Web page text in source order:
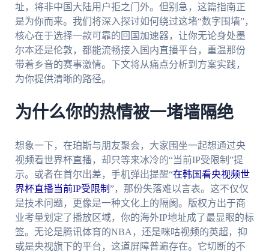
址，将非中国大陆用户拒之门外。但别急，这篇指南正
是为你而来。我们将深入探讨如何绕过这堵“数字围墙”，
核心在于选择一款可靠的回国加速器，让你无论身处墨
尔本还是伦敦，都能流畅接入国内直播平台，重温那份
带着乡音的赛事激情。下文将从痛点分析到方案实践，
为你提供清晰的路径。
为什么你的热情被一堵墙隔绝
想象一下，在珀斯与朋友聚会，大家围坐一起想通过央
视频看世界杯直播，却只等来冰冷的“当前IP受限制”提
示。或者在首尔出差，手机弹出提醒“在韩国看央视频世
界杯直播当前IP受限制 ”，那份失落难以言表。这不仅仅
是技术问题，更像是一种文化上的隔阂。版权方出于商
业考量划定了播放区域，你的海外IP地址成了最显眼的标
签。无论是腾讯体育的NBA，还是咪咕视频的英超，抑
或是央视旗下的平台，这道屏障普遍存在。它切断的不